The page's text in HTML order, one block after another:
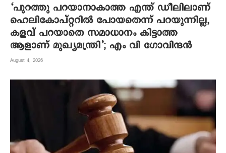
‘പുറത്തു പറയാനാകാത്ത എന്ത് ഡീലിലാണ്
ഹെലികോപ്റ്ററിൽ പോയതെന്ന് പറയുന്നില്ല,
കളവ് പറയാതെ സമാധാനം കിട്ടാത്ത
ആളാണ് മുഖ്യമന്ത്രി’; എം വി ഗോവിന്ദൻ
August 4, 2026